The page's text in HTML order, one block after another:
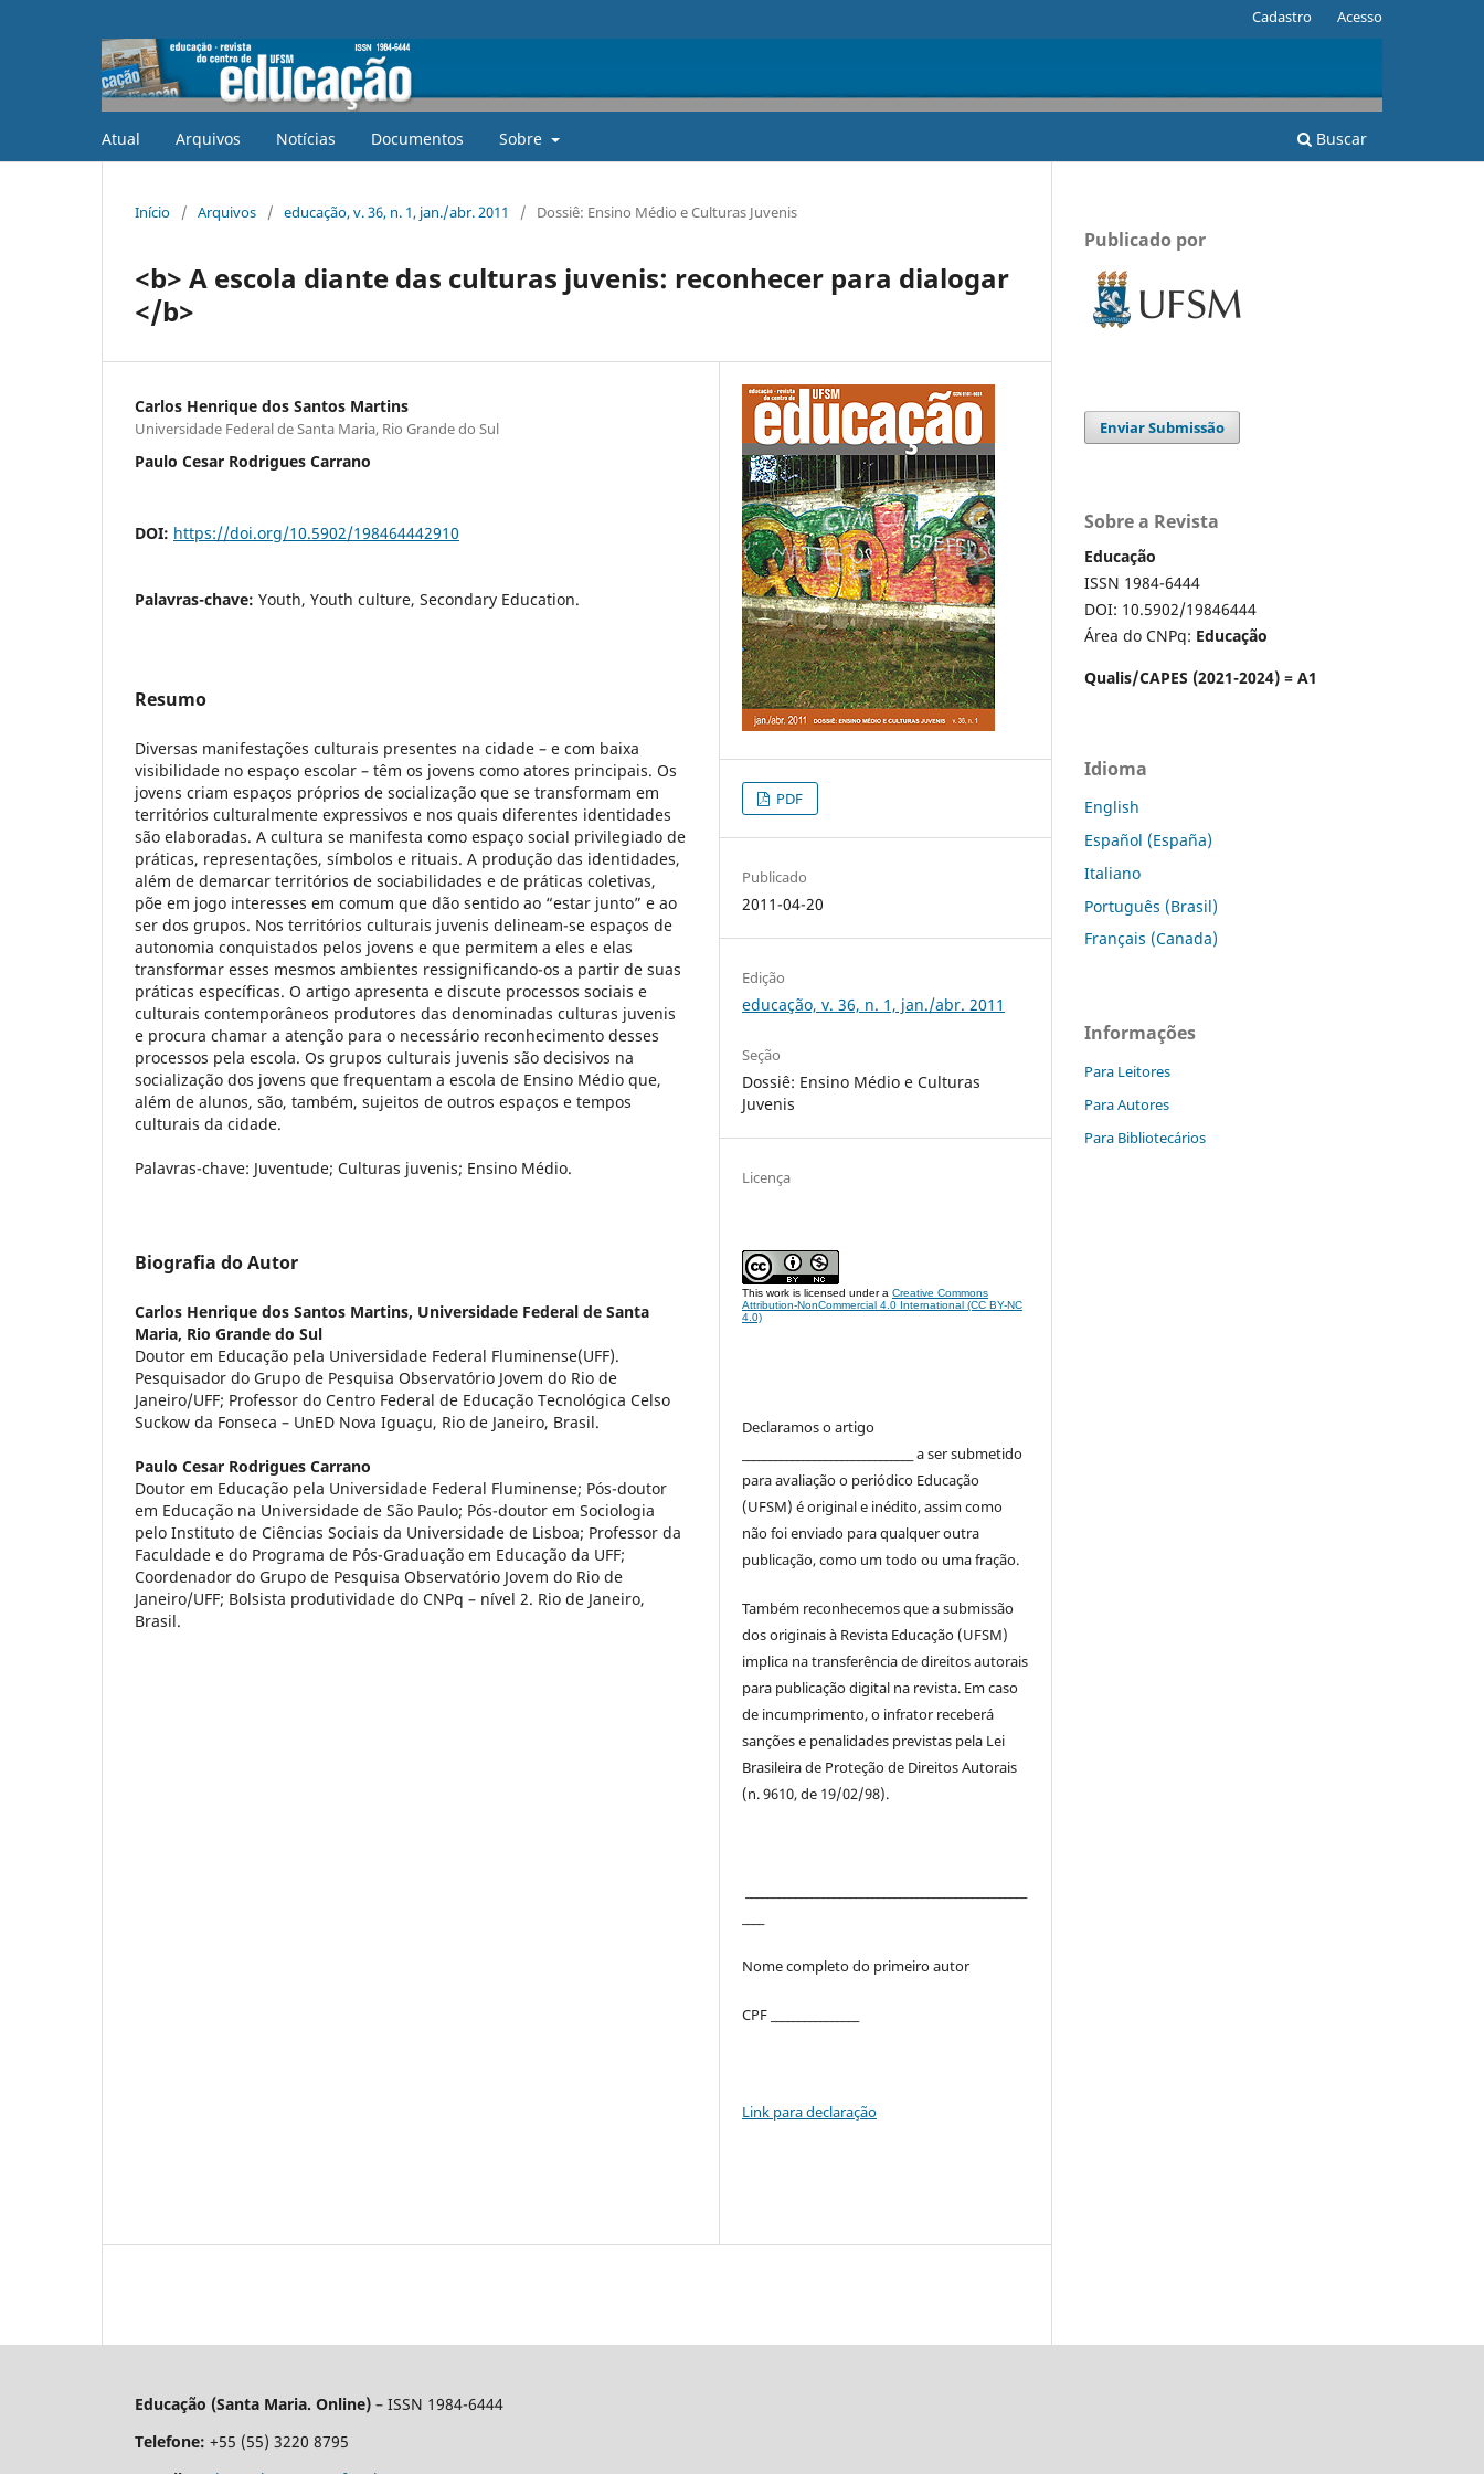
Atual Arquivos Notícias Documentos Sobre Buscar
Cadastro Acesso
Início / Arquivos / educação, v. 36, n. 1, jan./abr. 2011 / Dossiê: Ensino Médio e Culturas Juvenis
<b> A escola diante das culturas juvenis: reconhecer para dialogar
</b>
Carlos Henrique dos Santos Martins
Universidade Federal de Santa Maria, Rio Grande do Sul
Paulo Cesar Rodrigues Carrano
DOI: https://doi.org/10.5902/198464442910
Palavras-chave: Youth, Youth culture, Secondary Education.
Resumo
Diversas manifestações culturais presentes na cidade – e com baixa
visibilidade no espaço escolar – têm os jovens como atores principais. Os
jovens criam espaços próprios de socialização que se transformam em
territórios culturalmente expressivos e nos quais diferentes identidades
são elaboradas. A cultura se manifesta como espaço social privilegiado de
práticas, representações, símbolos e rituais. A produção das identidades,
além de demarcar territórios de sociabilidades e de práticas coletivas,
põe em jogo interesses em comum que dão sentido ao “estar junto” e ao
ser dos grupos. Nos territórios culturais juvenis delineam-se espaços de
autonomia conquistados pelos jovens e que permitem a eles e elas
transformar esses mesmos ambientes ressignificando-os a partir de suas
práticas específicas. O artigo apresenta e discute processos sociais e
culturais contemporâneos produtores das denominadas culturas juvenis
e procura chamar a atenção para o necessário reconhecimento desses
processos pela escola. Os grupos culturais juvenis são decisivos na
socialização dos jovens que frequentam a escola de Ensino Médio que,
além de alunos, são, também, sujeitos de outros espaços e tempos
culturais da cidade.
Palavras-chave: Juventude; Culturas juvenis; Ensino Médio.
Biografia do Autor
Carlos Henrique dos Santos Martins, Universidade Federal de Santa
Maria, Rio Grande do Sul
Doutor em Educação pela Universidade Federal Fluminense(UFF).
Pesquisador do Grupo de Pesquisa Observatório Jovem do Rio de
Janeiro/UFF; Professor do Centro Federal de Educação Tecnológica Celso
Suckow da Fonseca – UnED Nova Iguaçu, Rio de Janeiro, Brasil.
Paulo Cesar Rodrigues Carrano
Doutor em Educação pela Universidade Federal Fluminense; Pós-doutor
em Educação na Universidade de São Paulo; Pós-doutor em Sociologia
pelo Instituto de Ciências Sociais da Universidade de Lisboa; Professor da
Faculdade e do Programa de Pós-Graduação em Educação da UFF;
Coordenador do Grupo de Pesquisa Observatório Jovem do Rio de
Janeiro/UFF; Bolsista produtividade do CNPq – nível 2. Rio de Janeiro,
Brasil.
PDF
Publicado
2011-04-20
Edição
educação, v. 36, n. 1, jan./abr. 2011
Seção
Dossiê: Ensino Médio e Culturas
Juvenis
Licença
This work is licensed under aCreative Commons
Attribution-NonCommercial 4.0 International (CC BY-NC
4.0)
Declaramos o artigo
_______________________________ a ser submetido
para avaliação o periódico Educação
(UFSM) é original e inédito, assim como
não foi enviado para qualquer outra
publicação, como um todo ou uma fração.
Também reconhecemos que a submissão
dos originais à Revista Educação (UFSM)
implica na transferência de direitos autorais
para publicação digital na revista. Em caso
de incumprimento, o infrator receberá
sanções e penalidades previstas pela Lei
Brasileira de Proteção de Direitos Autorais
(n. 9610, de 19/02/98).
Nome completo do primeiro autor
CPF ________________
Link para declaração
Publicado por
Enviar Submissão
Sobre a Revista
Educação
ISSN 1984-6444
DOI: 10.5902/19846444
Área do CNPq: Educação
Qualis/CAPES (2021-2024) = A1
Idioma
English
Español (España)
Italiano
Português (Brasil)
Français (Canada)
Informações
Para Leitores
Para Autores
Para Bibliotecários
Educação (Santa Maria. Online) – ISSN 1984-6444
Telefone: +55 (55) 3220 8795